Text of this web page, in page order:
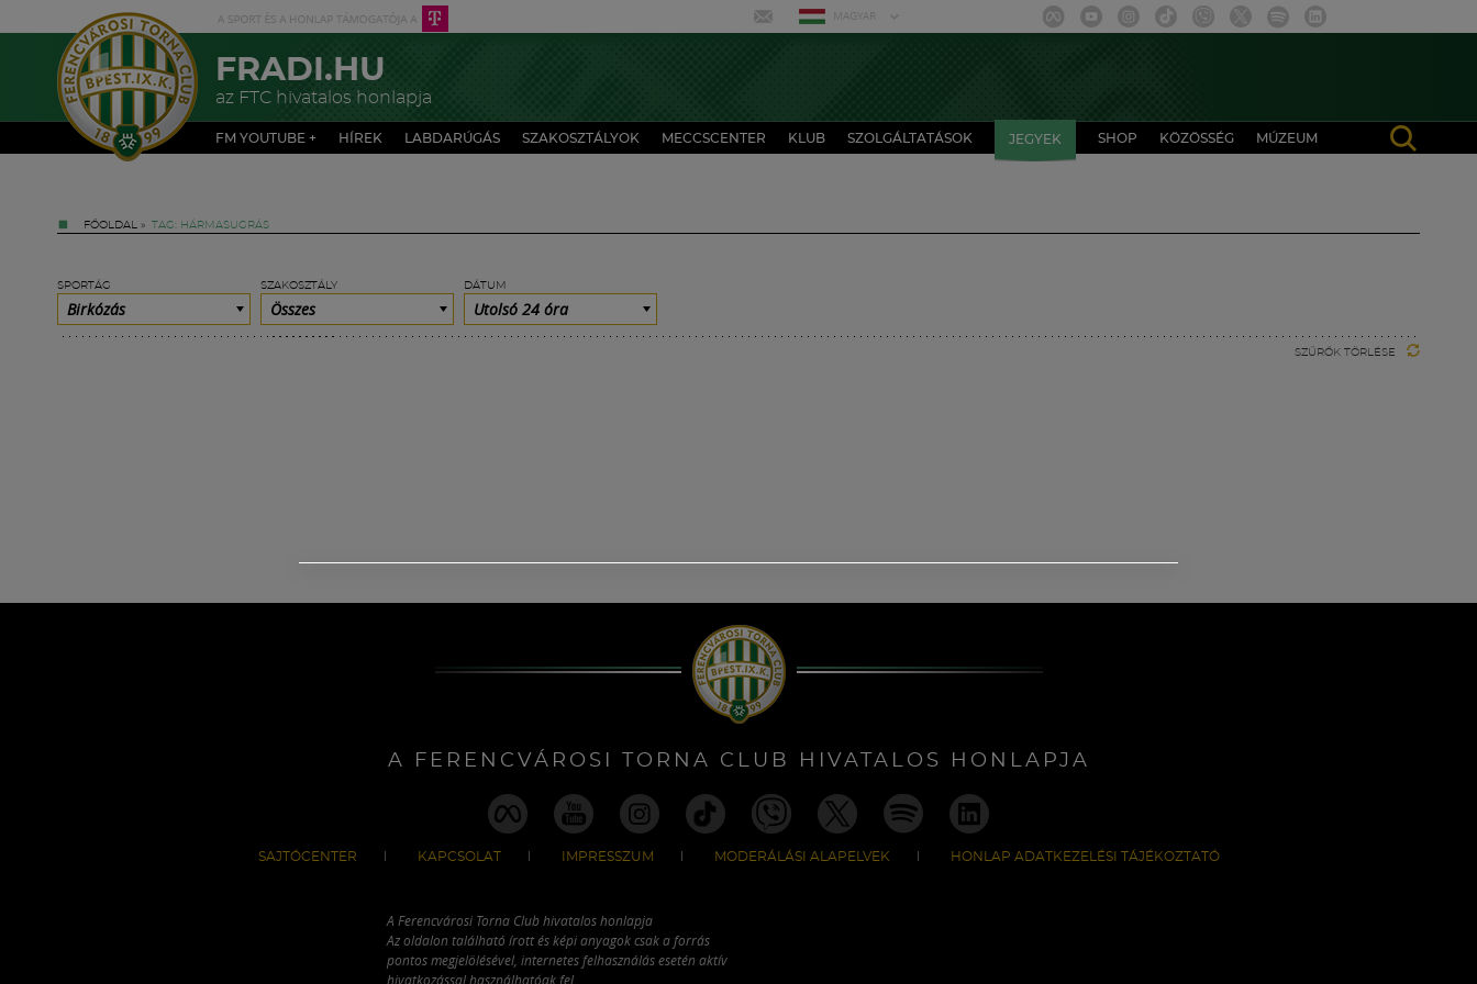
MAGYAR
FRADI.HU
az FTC hivatalos honlapja
FM YOUTUBE + HÍREK LABDARÚGÁS SZAKOSZTÁLYOK MECCSCENTER KLUB SZOLGÁLTATÁSOK JEGYEK SHOP KÖZÖSSÉG MÚZEUM
FŐOLDAL » TAG: HÁRMASUGRÁS
SPORTÁG
Birkózás
SZAKOSZTÁLY
Összes
DÁTUM
Utolsó 24 óra
SZŰRŐK TÖRLÉSE
A FERENCVÁROSI TORNA CLUB HIVATALOS HONLAPJA
SAJTÓCENTER KAPCSOLAT IMPRESSZUM MODERÁLÁSI ALAPELVEK HONLAP ADATKEZELÉSI TÁJÉKOZTATÓ
A Ferencvárosi Torna Club hivatalos honlapja
Az oldalon található írott és képi anyagok csak a forrás
pontos megjelölésével, internetes felhasználás esetén aktív
hivatkozással használhatóak fel.